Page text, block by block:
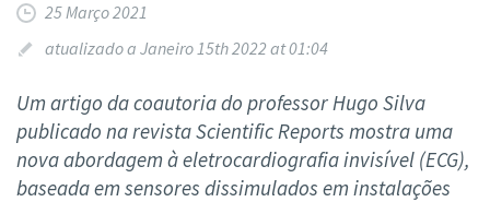
25 Março 2021
atualizado a Janeiro 15th 2022 at 01:04
Um artigo da coautoria do professor Hugo Silva
publicado na revista Scientific Reports mostra uma
nova abordagem à eletrocardiografia invisível (ECG),
baseada em sensores dissimulados em instalações